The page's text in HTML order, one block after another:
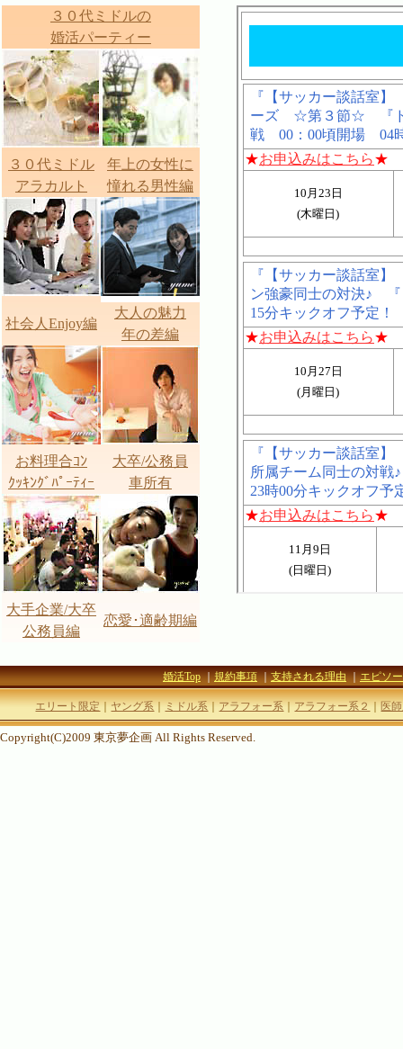
３０代ミドルの
婚活パーティー
３０代ミドル
アラカルト
年上の女性に
憧れる男性編
社会人Enjoy編
大人の魅力
年の差編
お料理合ｺﾝ
ｸｯｷﾝｸﾞﾊﾟｰﾃｨｰ
大卒/公務員
車所有
大手企業/大卒
公務員編
恋愛･適齢期編
婚活Top｜規約事項｜支持される理由｜エピソ
エリート限定｜ヤング系｜ミドル系｜アラフォー系｜アラフォー系２｜医
Copyright(C)2009 東京夢企画 All Rights Reserved.